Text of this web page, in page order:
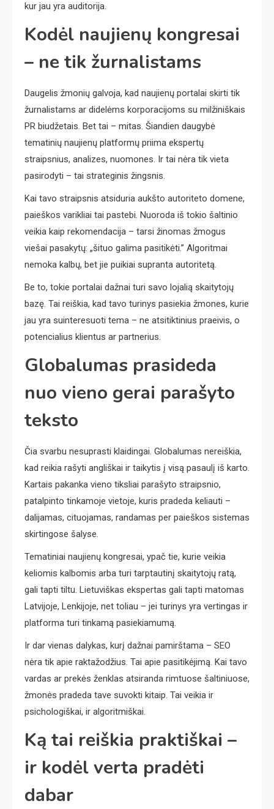
kur jau yra auditorija.
Kodėl naujienų kongresai
– ne tik žurnalistams
Daugelis žmonių galvoja, kad naujienų portalai skirti tik
žurnalistams ar didelėms korporacijoms su milžiniškais
PR biudžetais. Bet tai – mitas. Šiandien daugybė
tematinių naujienų platformų priima ekspertų
straipsnius, analizes, nuomones. Ir tai nėra tik vieta
pasirodyti – tai strateginis žingsnis.
Kai tavo straipsnis atsiduria aukšto autoriteto domene,
paieškos varikliai tai pastebi. Nuoroda iš tokio šaltinio
veikia kaip rekomendacija – tarsi žinomas žmogus
viešai pasakytų: „šituo galima pasitikėti.” Algoritmai
nemoka kalbų, bet jie puikiai supranta autoritetą.
Be to, tokie portalai dažnai turi savo lojalią skaitytojų
bazę. Tai reiškia, kad tavo turinys pasiekia žmones, kurie
jau yra suinteresuoti tema – ne atsitiktinius praeivis, o
potencialius klientus ar partnerius.
Globalumas prasideda
nuo vieno gerai parašyto
teksto
Čia svarbu nesuprasti klaidingai. Globalumas nereiškia,
kad reikia rašyti angliškai ir taikytis į visą pasaulį iš karto.
Kartais pakanka vieno tiksliai parašyto straipsnio,
patalpinto tinkamoje vietoje, kuris pradeda keliauti –
dalijamas, cituojamas, randamas per paieškos sistemas
skirtingose šalyse.
Tematiniai naujienų kongresai, ypač tie, kurie veikia
keliomis kalbomis arba turi tarptautinį skaitytojų ratą,
gali tapti tiltu. Lietuviškas ekspertas gali tapti matomas
Latvijoje, Lenkijoje, net toliau – jei turinys yra vertingas ir
platforma turi tinkamą pasiekiamumą.
Ir dar vienas dalykas, kurį dažnai pamirštama – SEO
nėra tik apie raktažodžius. Tai apie pasitikėjimą. Kai tavo
vardas ar prekės ženklas atsiranda rimtuose šaltiniuose,
žmonės pradeda tave suvokti kitaip. Tai veikia ir
psichologiškai, ir algoritmiškai.
Ką tai reiškia praktiškai –
ir kodėl verta pradėti
dabar